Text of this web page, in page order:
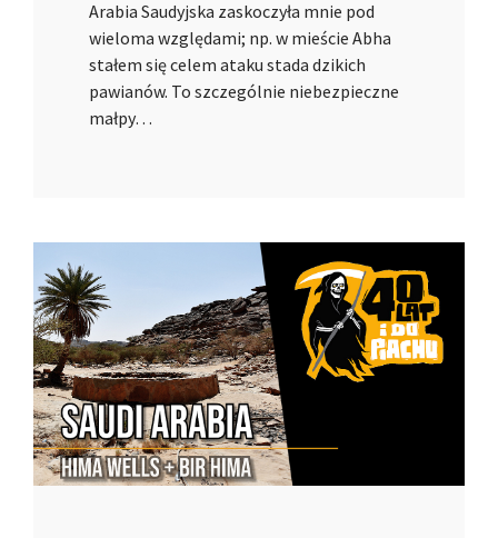
Arabia Saudyjska zaskoczyła mnie pod
wieloma względami; np. w mieście Abha
stałem się celem ataku stada dzikich
pawianów. To szczególnie niebezpieczne
małpy…